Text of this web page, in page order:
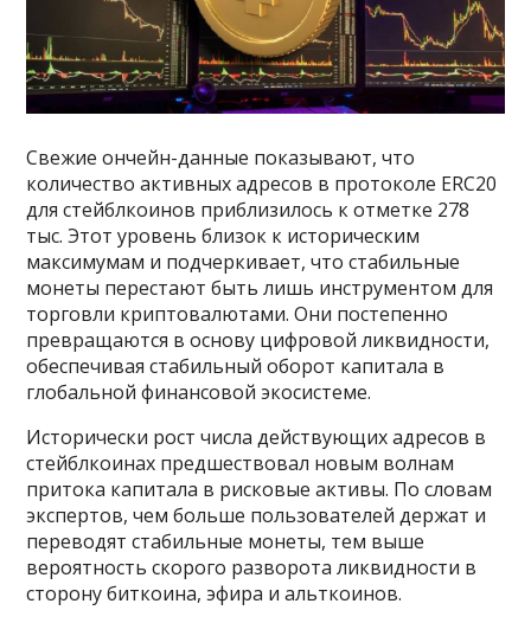
Свежие ончейн-данные показывают, что
количество активных адресов в протоколе ERC20
для стейблкоинов приблизилось к отметке 278
тыс. Этот уровень близок к историческим
максимумам и подчеркивает, что стабильные
монеты перестают быть лишь инструментом для
торговли криптовалютами. Они постепенно
превращаются в основу цифровой ликвидности,
обеспечивая стабильный оборот капитала в
глобальной финансовой экосистеме.
Исторически рост числа действующих адресов в
стейблкоинах предшествовал новым волнам
притока капитала в рисковые активы. По словам
экспертов, чем больше пользователей держат и
переводят стабильные монеты, тем выше
вероятность скорого разворота ликвидности в
сторону биткоина, эфира и альткоинов.